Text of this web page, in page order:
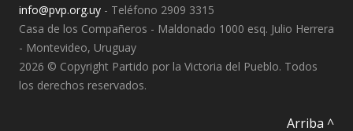
info@pvp.org.uy - Teléfono 2909 3315
Casa de los Compañeros - Maldonado 1000 esq. Julio Herrera
- Montevideo, Uruguay
2026 © Copyright Partido por la Victoria del Pueblo. Todos
los derechos reservados.
Arriba ^